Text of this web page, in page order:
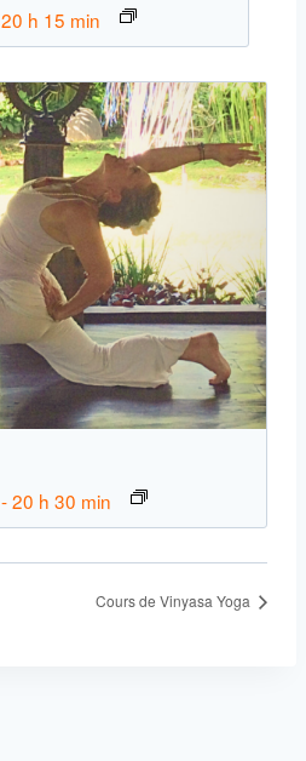
20 h 15 min
-20 h 30 min
Cours de Vinyasa Yoga